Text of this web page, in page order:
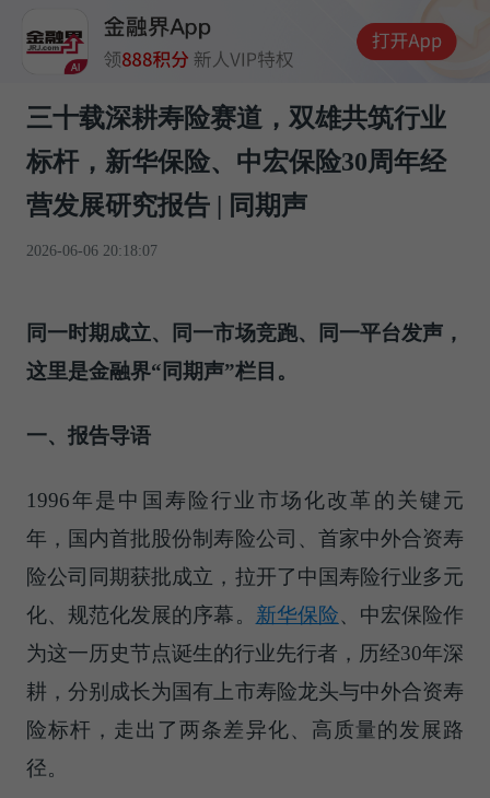
三十载深耕寿险赛道，双雄共筑行业
标杆，新华保险、中宏保险30周年经
营发展研究报告 | 同期声
2026-06-06 20:18:07
同一时期成立、同一市场竞跑、同一平台发声，
这里是金融界“同期声”栏目。
一、报告导语
1996年是中国寿险行业市场化改革的关键元
年，国内首批股份制寿险公司、首家中外合资寿
险公司同期获批成立，拉开了中国寿险行业多元
化、规范化发展的序幕。 新华保险、中宏保险作
为这一历史节点诞生的行业先行者，历经30年深
耕，分别成长为国有上市寿险龙头与中外合资寿
险标杆，走出了两条差异化、高质量的发展路
径。